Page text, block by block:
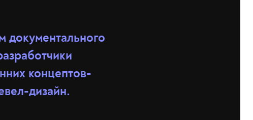
документального
концептов-
дизайн.